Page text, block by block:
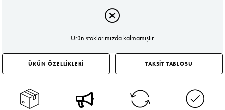
Ürün stoklarımızda kalmamıştır.
ÜRÜN ÖZELLİKLERİ TAKSİT TABLOSU